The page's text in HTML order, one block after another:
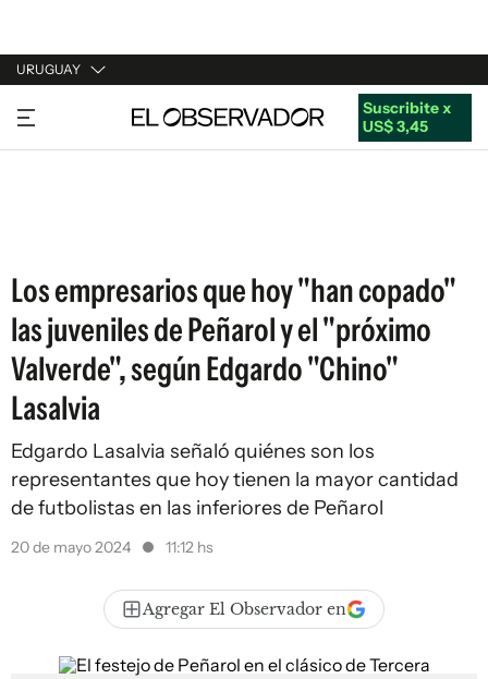
URUGUAY
URUGUAY
ARGENTINA
Suscribite x
US$ 3,45
Los empresarios que hoy "han copado"
las juveniles de Peñarol y el "próximo
Valverde", según Edgardo "Chino"
Lasalvia
Edgardo Lasalvia señaló quiénes son los
representantes que hoy tienen la mayor cantidad
de futbolistas en las inferiores de Peñarol
20 de mayo 2024 11:12 hs
Agregar El Observador en